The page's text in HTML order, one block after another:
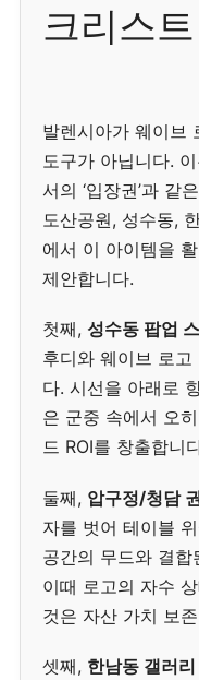
크리스트
발렌시아가 웨이브
도구가 아닙니다.
서의 ‘입장권’과 같
도산공원, 성수동,
에서 이 아이템을
제안합니다.
첫째, 성수동 팝업
후디와 웨이브 로
다. 시선을 아래로
은 군중 속에서 오
드 ROI를 창출합니
둘째, 압구정/청담
자를 벗어 테이블
공간의 무드와 결
이때 로고의 자수
것은 자산 가치 보
셋째, 한남동 갤러